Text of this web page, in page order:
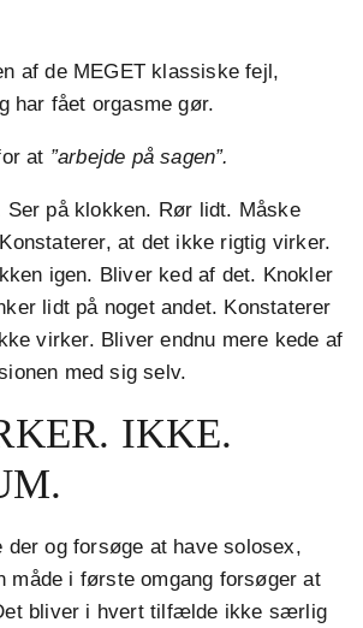
af de MEGET klassiske fejl,
har fået orgasme gør.
at ”arbejde på sagen”.
Ser på klokken. Rør lidt. Måske
at det ikke rigtig virker.
igen. Bliver ked af det. Knokler
lidt på noget andet. Konstaterer
virker. Bliver endnu mere kede af
med sig selv.
IKKE.
der og forsøge at have solosex,
måde i første omgang forsøger at
bliver i hvert tilfælde ikke særlig